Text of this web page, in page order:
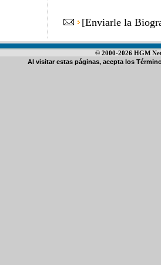
[Enviarle la
© 2000-2026 HGM
Al visitar estas páginas, acepta los